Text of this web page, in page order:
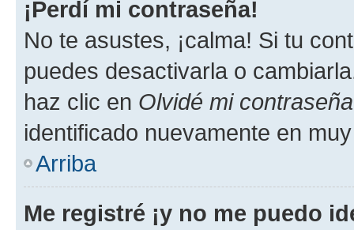
¡Perdí mi contraseña!
No te asustes, ¡calma! Si tu
puedes desactivarla o
haz clic en Olvidé mi contraseña
identificado nuevamente en
Arriba
Me registré ¡y no me puedo